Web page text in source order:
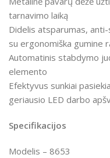
tarnavimo laiką
Didelis atsparumas,
su ergonomiška gumine
Automatinis stabdymo
elemento
Efektyvus sunkiai
geriausio LED darbo
Specifikacijos
Modelis – 8653